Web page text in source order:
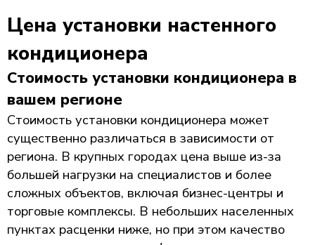
Цена установки настенного
кондиционера
Стоимость установки кондиционера в
вашем регионе
Стоимость установки кондиционера может
существенно различаться в зависимости от
региона. В крупных городах цена выше из-за
большей нагрузки на специалистов и более
сложных объектов, включая бизнес-центры и
торговые комплексы. В небольших населенных
пунктах расценки ниже, но при этом качество